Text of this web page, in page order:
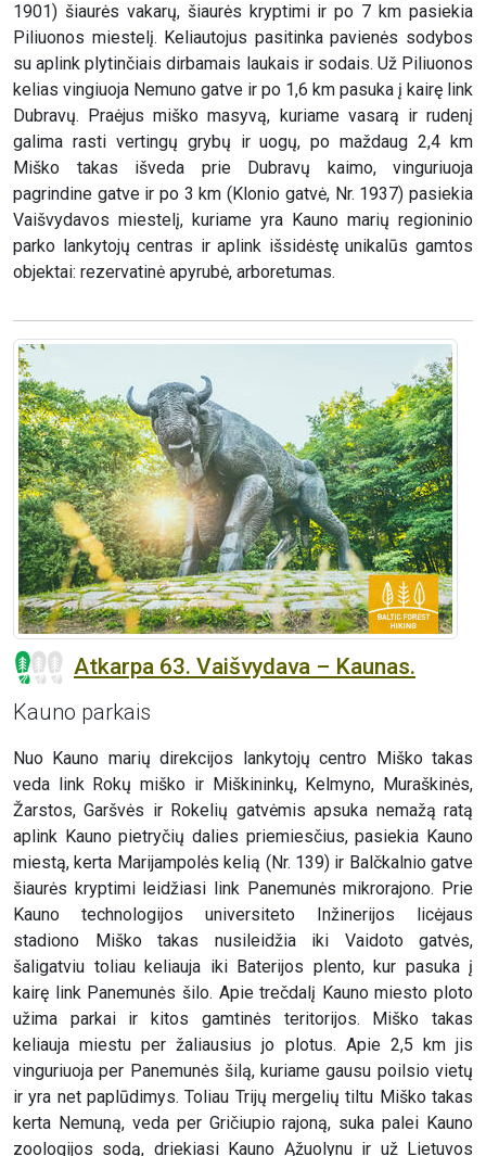
1901) šiaurės vakarų, šiaurės kryptimi ir po 7 km pasiekia
Piliuonos miestelį. Keliautojus pasitinka pavienės sodybos
su aplink plytinčiais dirbamais laukais ir sodais. Už Piliuonos
kelias vingiuoja Nemuno gatve ir po 1,6 km pasuka į kairę link
Dubravų. Praėjus miško masyvą, kuriame vasarą ir rudenį
galima rasti vertingų grybų ir uogų, po maždaug 2,4 km
Miško takas išveda prie Dubravų kaimo, vinguriuoja
pagrindine gatve ir po 3 km (Klonio gatvė, Nr. 1937) pasiekia
Vaišvydavos miestelį, kuriame yra Kauno marių regioninio
parko lankytojų centras ir aplink išsidėstę unikalūs gamtos
objektai: rezervatinė apyrubė, arboretumas.
Atkarpa 63. Vaišvydava – Kaunas.
Kauno parkais
Nuo Kauno marių direkcijos lankytojų centro Miško takas
veda link Rokų miško ir Miškininkų, Kelmyno, Muraškinės,
Žarstos, Garšvės ir Rokelių gatvėmis apsuka nemažą ratą
aplink Kauno pietryčių dalies priemiesčius, pasiekia Kauno
miestą, kerta Marijampolės kelią (Nr. 139) ir Balčkalnio gatve
šiaurės kryptimi leidžiasi link Panemunės mikrorajono. Prie
Kauno technologijos universiteto Inžinerijos licėjaus
stadiono Miško takas nusileidžia iki Vaidoto gatvės,
šaligatviu toliau keliauja iki Baterijos plento, kur pasuka į
kairę link Panemunės šilo. Apie trečdalį Kauno miesto ploto
užima parkai ir kitos gamtinės teritorijos. Miško takas
keliauja miestu per žaliausius jo plotus. Apie 2,5 km jis
vinguriuoja per Panemunės šilą, kuriame gausu poilsio vietų
ir yra net paplūdimys. Toliau Trijų mergelių tiltu Miško takas
kerta Nemuną, veda per Gričiupio rajoną, suka palei Kauno
zoologijos sodą, driekiasi Kauno Ąžuolynu ir už Lietuvos